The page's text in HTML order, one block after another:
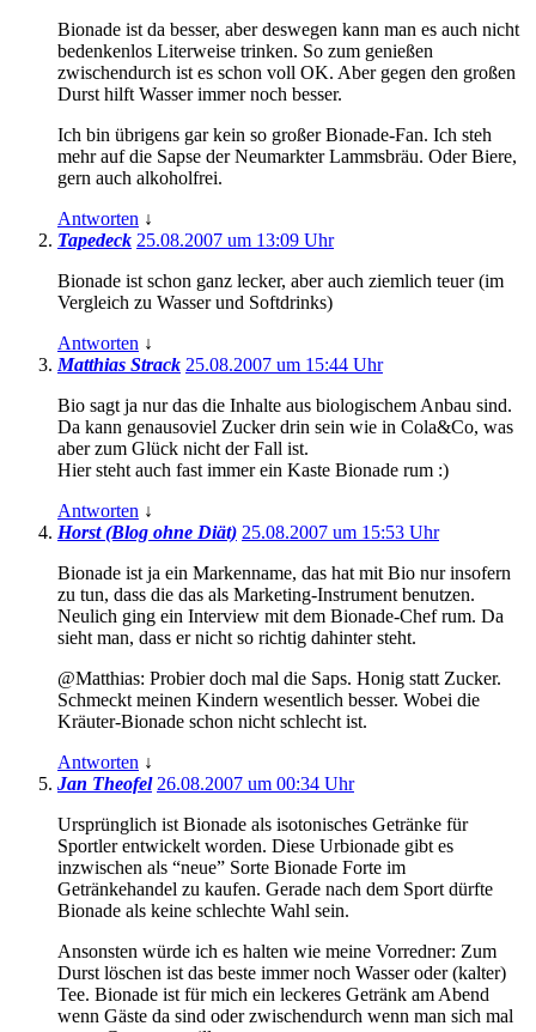
Bionade ist da besser, aber deswegen kann man es auch nicht
bedenkenlos Literweise trinken. So zum genießen
zwischendurch ist es schon voll OK. Aber gegen den großen
Durst hilft Wasser immer noch besser.
Ich bin übrigens gar kein so großer Bionade-Fan. Ich steh
mehr auf die Sapse der Neumarkter Lammsbräu. Oder Biere,
gern auch alkoholfrei.
Antworten ↓
Tapedeck 25.08.2007 um 13:09 Uhr
Bionade ist schon ganz lecker, aber auch ziemlich teuer (im
Vergleich zu Wasser und Softdrinks)
Antworten ↓
Matthias Strack 25.08.2007 um 15:44 Uhr
Bio sagt ja nur das die Inhalte aus biologischem Anbau sind.
Da kann genausoviel Zucker drin sein wie in Cola&Co, was
aber zum Glück nicht der Fall ist.
Hier steht auch fast immer ein Kaste Bionade rum :)
Antworten ↓
Horst (Blog ohne Diät) 25.08.2007 um 15:53 Uhr
Bionade ist ja ein Markenname, das hat mit Bio nur insofern
zu tun, dass die das als Marketing-Instrument benutzen.
Neulich ging ein Interview mit dem Bionade-Chef rum. Da
sieht man, dass er nicht so richtig dahinter steht.
@Matthias: Probier doch mal die Saps. Honig statt Zucker.
Schmeckt meinen Kindern wesentlich besser. Wobei die
Kräuter-Bionade schon nicht schlecht ist.
Antworten ↓
Jan Theofel 26.08.2007 um 00:34 Uhr
Ursprünglich ist Bionade als isotonisches Getränke für
Sportler entwickelt worden. Diese Urbionade gibt es
inzwischen als “neue” Sorte Bionade Forte im
Getränkehandel zu kaufen. Gerade nach dem Sport dürfte
Bionade als keine schlechte Wahl sein.
Ansonsten würde ich es halten wie meine Vorredner: Zum
Durst löschen ist das beste immer noch Wasser oder (kalter)
Tee. Bionade ist für mich ein leckeres Getränk am Abend
wenn Gäste da sind oder zwischendurch wenn man sich mal